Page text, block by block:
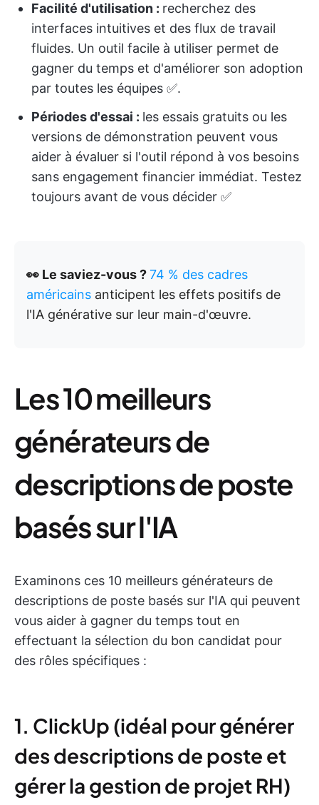
Facilité d'utilisation : recherchez des
interfaces intuitives et des flux de travail
fluides. Un outil facile à utiliser permet de
gagner du temps et d'améliorer son adoption
par toutes les équipes ✅.
Périodes d'essai : les essais gratuits ou les
versions de démonstration peuvent vous
aider à évaluer si l'outil répond à vos besoins
sans engagement financier immédiat. Testez
toujours avant de vous décider ✅
👀 Le saviez-vous ?74 % des cadres
américains anticipent les effets positifs de
l'IA générative sur leur main-d'œuvre.
Les 10 meilleurs
générateurs de
descriptions de poste
basés sur l'IA
Examinons ces 10 meilleurs générateurs de
descriptions de poste basés sur l'IA qui peuvent
vous aider à gagner du temps tout en
effectuant la sélection du bon candidat pour
des rôles spécifiques :
1. ClickUp (idéal pour générer
des descriptions de poste et
gérer la gestion de projet RH)